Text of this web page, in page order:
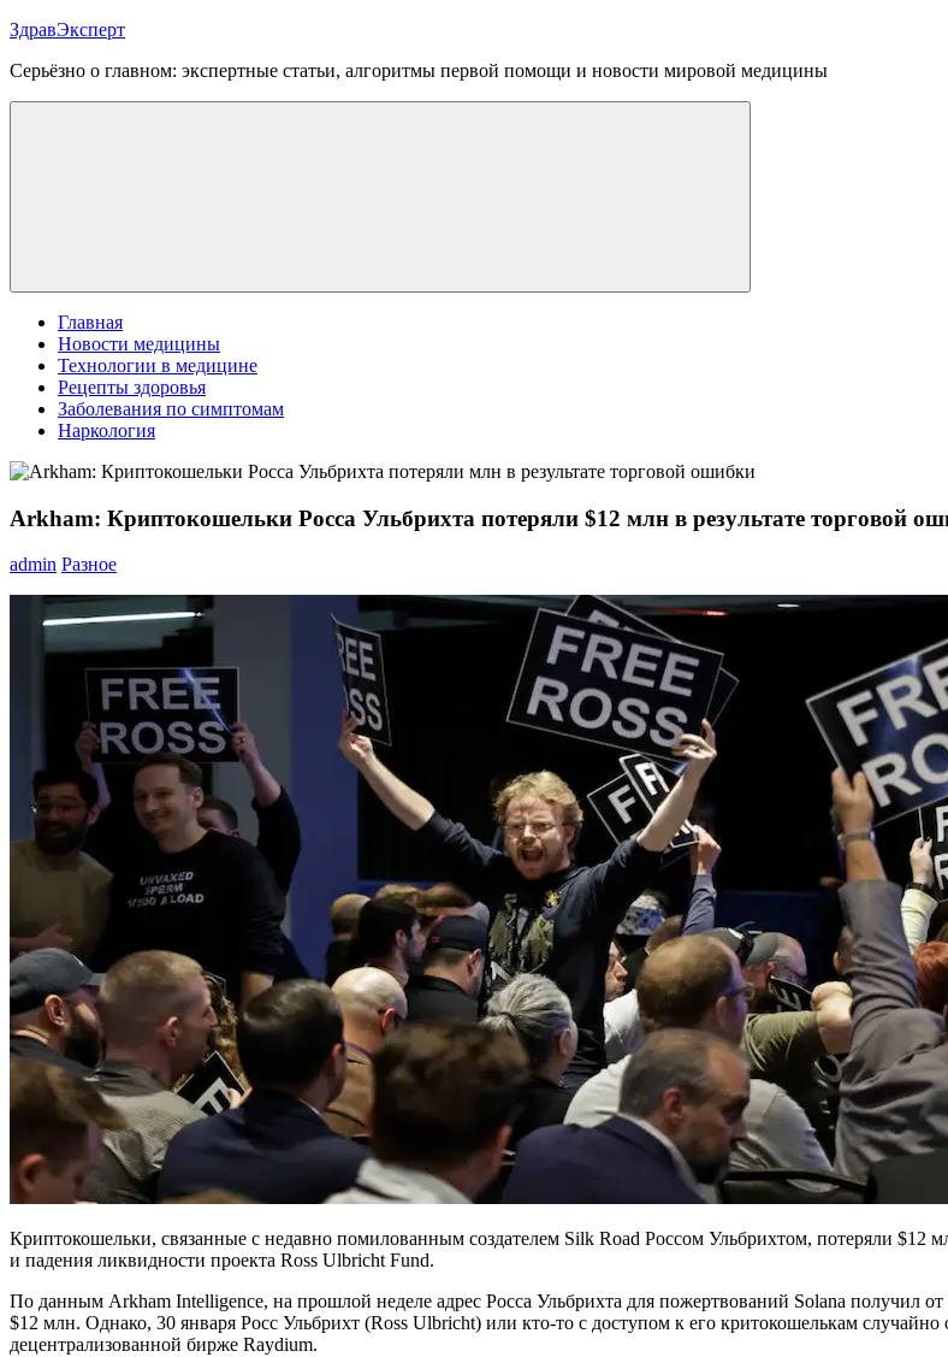
Перейти
содержимому
ЗдравЭксперт
Серьёзно о главном: экспертные статьи, алгоритмы первой помощи и новости мировой медицины
Меню
Главная
Новости медицины
Технологии в медицине
Рецепты здоровья
Заболевания по симптомам
Наркология
Arkham: Криптокошельки Росса Ульбрихта потеряли $12 млн в результате торговой
admin Разное
Криптокошельки, связанные с недавно помилованным создателем Silk Road Россом Ульбрихтом, потеряли $12
и падения ликвидности проекта Ross Ulbricht Fund.
По данным Arkham Intelligence, на прошлой неделе адрес Росса Ульбрихта для пожертвований Solana получил
$12 млн. Однако, 30 января Росс Ульбрихт (Ross Ulbricht) или кто-то с доступом к его критокошелькам
децентрализованной бирже Raydium.